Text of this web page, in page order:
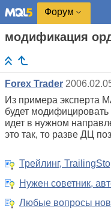
Форум
модификация
Forex Trader
Из примера эксперта
будет модифицировать
идет в нужном
это так, то разве ДЦ
Трейлинг,
Нужен советник,
Любые вопросы